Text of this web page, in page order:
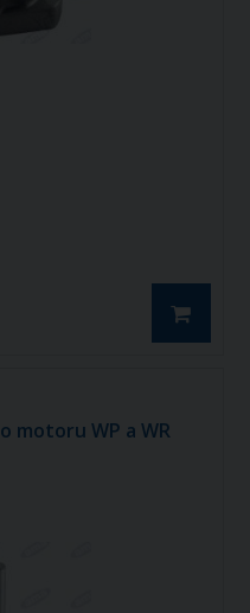
motoru WP a WR